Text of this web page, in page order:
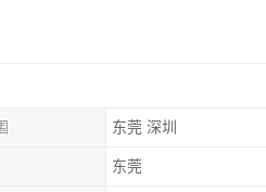
东莞 深圳
东莞